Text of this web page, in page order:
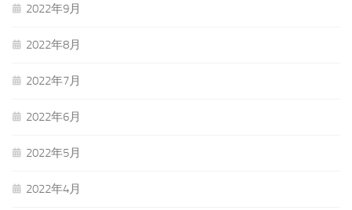
2022年9月
2022年8月
2022年7月
2022年6月
2022年5月
2022年4月